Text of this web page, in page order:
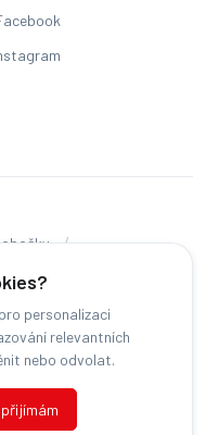
personalizaci
relevantních
nebo odvolat.
přijímám